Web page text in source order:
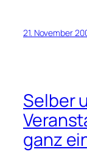
21. November
Selber
ganz